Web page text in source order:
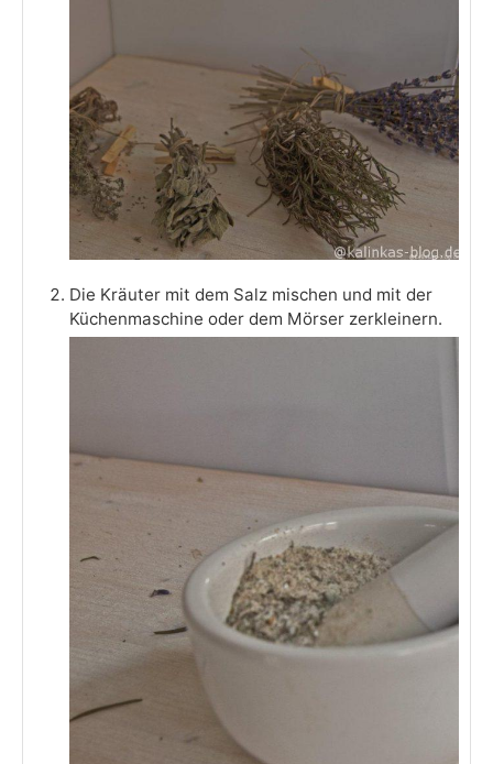
Die Kräuter mit dem Salz mischen und mit der
Küchenmaschine oder dem Mörser zerkleinern.